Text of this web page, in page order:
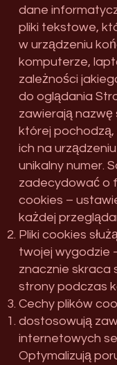
dane
pliki tekstowe,
w urządzeniu
komputerze,
zależności
do oglądania
zawierają
której
ich na
unikalny numer.
zadecydować o
cookies –
każdej
Pliki cookies
twojej wygodzie
znacznie skraca
strony podczas
Cechy plików
dostosowują
internetowych
Optymalizują